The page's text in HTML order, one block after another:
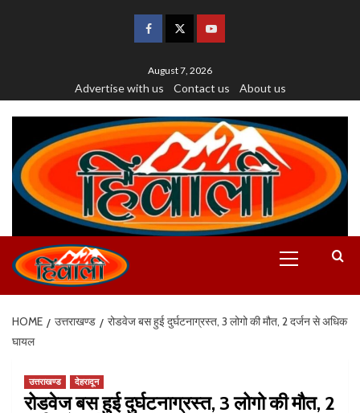
August 7, 2026
Advertise with us Contact us About us
HOME उत्तराखण्ड
रोडवेज बस हुई दुर्घटनाग्रस्त, 3 लोगो की मौत, 2 दर्जन से अधिक
घायल
उत्तराखण्ड देहरादून
रोडवेज बस हुई दुर्घटनाग्रस्त, 3 लोगो की मौत, 2